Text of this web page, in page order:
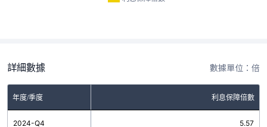
詳細數據 數據單位：倍
年度/季度 利息保障倍數
2024-Q4 5.57